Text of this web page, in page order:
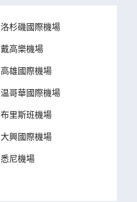
洛杉磯國際機場
戴高樂機場
高雄國際機場
温哥華國際機場
布里斯班機場
大興國際機場
悉尼機場